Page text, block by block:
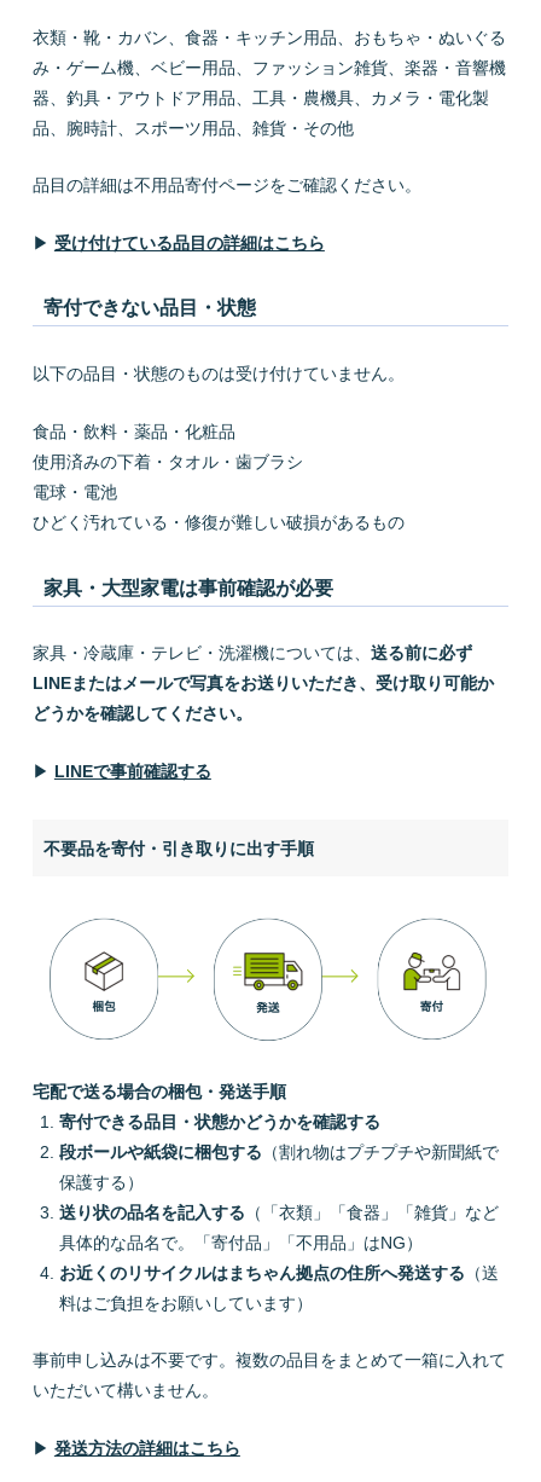
衣類・靴・カバン、食器・キッチン用品、おもちゃ・ぬいぐる
み・ゲーム機、ベビー用品、ファッション雑貨、楽器・音響機
器、釣具・アウトドア用品、工具・農機具、カメラ・電化製
品、腕時計、スポーツ用品、雑貨・その他
品目の詳細は不用品寄付ページをご確認ください。
▶ 受け付けている品目の詳細はこちら
寄付できない品目・状態
以下の品目・状態のものは受け付けていません。
食品・飲料・薬品・化粧品
使用済みの下着・タオル・歯ブラシ
電球・電池
ひどく汚れている・修復が難しい破損があるもの
家具・大型家電は事前確認が必要
家具・冷蔵庫・テレビ・洗濯機については、 送る前に必ず
LINEまたはメールで写真をお送りいただき、受け取り可能か
どうかを確認してください。
▶ LINEで事前確認する
不要品を寄付・引き取りに出す手順
宅配で送る場合の梱包・発送手順
寄付できる品目・状態かどうかを確認する
段ボールや紙袋に梱包する （割れ物はプチプチや新聞紙で
保護する）
送り状の品名を記入する （「衣類」「食器」「雑貨」など
具体的な品名で。「寄付品」「不用品」はNG）
お近くのリサイクルはまちゃん拠点の住所へ発送する （送
料はご負担をお願いしています）
事前申し込みは不要です。複数の品目をまとめて一箱に入れて
いただいて構いません。
▶ 発送方法の詳細はこちら